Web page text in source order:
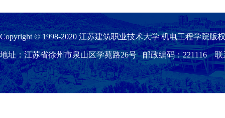
Copyright © 1998-2020 江苏建筑职业技术大学 机电工程学院版
地址：江苏省徐州市泉山区学苑路26号 邮政编码：221116 联